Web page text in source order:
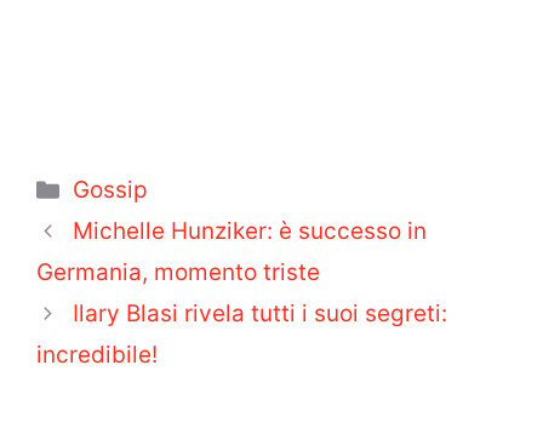
Categorie
Gossip
Michelle Hunziker: è successo in
Germania, momento triste
Ilary Blasi rivela tutti i suoi segreti:
incredibile!